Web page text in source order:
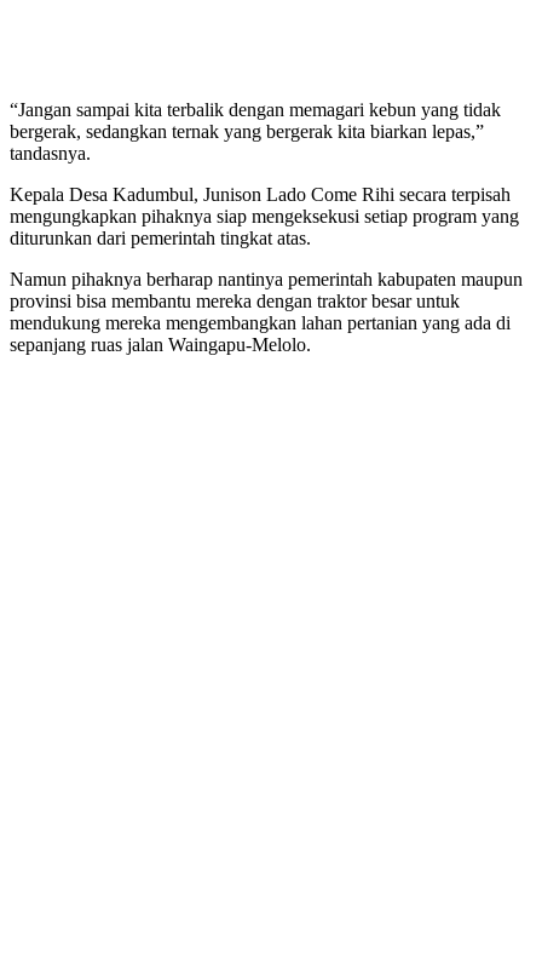
“Jangan sampai kita terbalik dengan memagari kebun yang tidak
bergerak, sedangkan ternak yang bergerak kita biarkan lepas,”
tandasnya.
Kepala Desa Kadumbul, Junison Lado Come Rihi secara terpisah
mengungkapkan pihaknya siap mengeksekusi setiap program yang
diturunkan dari pemerintah tingkat atas.
Namun pihaknya berharap nantinya pemerintah kabupaten maupun
provinsi bisa membantu mereka dengan traktor besar untuk
mendukung mereka mengembangkan lahan pertanian yang ada di
sepanjang ruas jalan Waingapu-Melolo.